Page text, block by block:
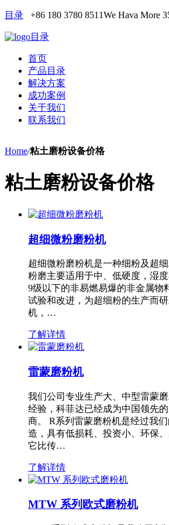
目录 +86 180 3780 8511We Hava More
目录
首页
产品目录
解决方案
成功案例
关于我们
联系我们
Home/粘土磨粉设备价格
粘土磨粉设备价格
超细微粉磨粉机
超细微粉磨粉机是一种细粉及超
粉磨主要适用于中、低硬度，湿
9级以下的非易燃易爆的非金属物
试验和改进，为超细粉的生产而
机，…
了解详情
雷蒙磨粉机
我们公司专业生产大、中型雷蒙
经验，科菲达已经成为中国领先
商。 R系列雷蒙磨粉机是经过我
造，具有低损耗、投资小、环保
它比传…
了解详情
MTW 系列欧式磨粉机